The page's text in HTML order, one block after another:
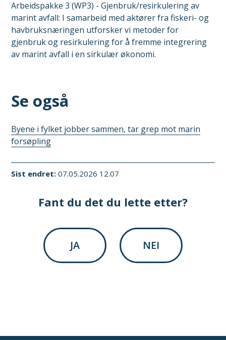
Arbeidspakke 3 (WP3) - Gjenbruk/resirkulering av
marint avfall: I samarbeid med aktører fra fiskeri- og
havbruksnæringen utforsker vi metoder for
gjenbruk og resirkulering for å fremme integrering
av marint avfall i en sirkulær økonomi.
Se også
Byene i fylket jobber sammen, tar grep mot marin
forsøpling
Sist endret 07.05.2026 12.07
Fant du det du lette etter?
JA NEI